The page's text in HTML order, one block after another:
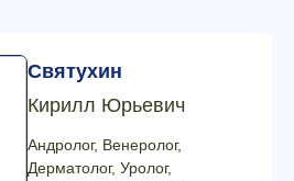
Святухин
Кирилл Юрьевич
Андролог, Венеролог,
Дерматолог, Уролог,